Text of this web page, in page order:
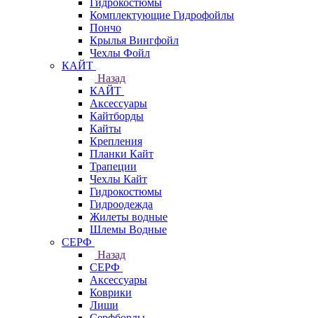
Гидрокостюмы
Комплектующие Гидрофойлы
Пончо
Крылья Вингфойл
Чехлы Фойл
КАЙТ
Назад
КАЙТ
Аксессуары
Кайтборды
Кайты
Крепления
Планки Кайт
Трапеции
Чехлы Кайт
Гидрокостюмы
Гидроодежда
Жилеты водные
Шлемы Водные
СЕРФ
Назад
СЕРФ
Аксессуары
Коврики
Лиши